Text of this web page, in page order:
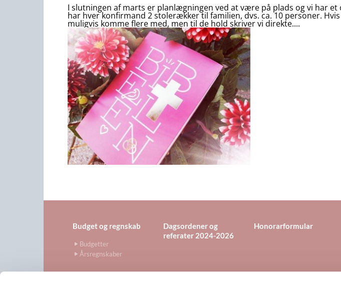
I slutningen af marts er planlægningen ved at være på plads og vi har
har hver konfirmand 2 stolerækker til familien, dvs. ca. 10 personer.
muligvis komme flere med, men til de hold skriver vi direkte....
Budget og regnskab
Budgetter
Årsregnskaber
Dagsordener og
referater 2024-2026
Honorarformular